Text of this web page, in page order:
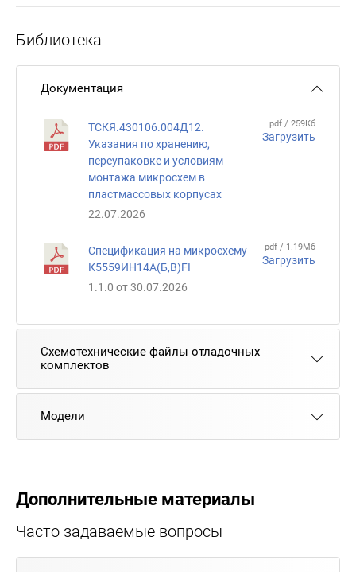
Библиотека
Документация
ТСКЯ.430106.004Д12.
Указания по хранению,
переупаковке и условиям
монтажа микросхем в
пластмассовых корпусах
22.07.2026
pdf / 259Кб
Загрузить
Спецификация на микросхему
К5559ИН14А(Б,В)FI
1.1.0 от 30.07.2026
pdf / 1.19Мб
Загрузить
Схемотехнические файлы отладочных
комплектов
Модели
Дополнительные материалы
Часто задаваемые вопросы